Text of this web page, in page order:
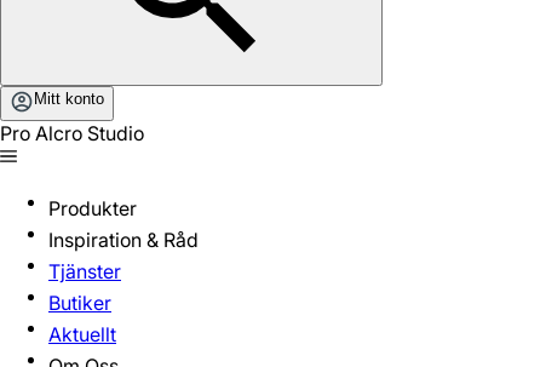
Mitt konto
Pro Alcro Studio
Produkter
Inspiration & Råd
Tjänster
Butiker
Aktuellt